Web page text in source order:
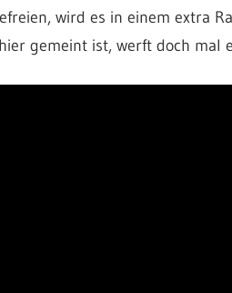
wird es in einem extra
gemeint ist, werft doch mal